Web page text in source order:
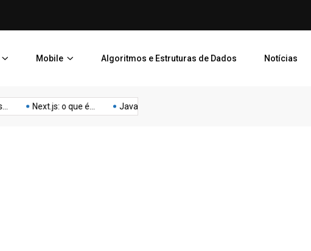
Google reduz em um terço o
Mobile Algoritmos e Estruturas de Dados Notícias
Next.js: o que é... Javascript filter(): Como Usar...